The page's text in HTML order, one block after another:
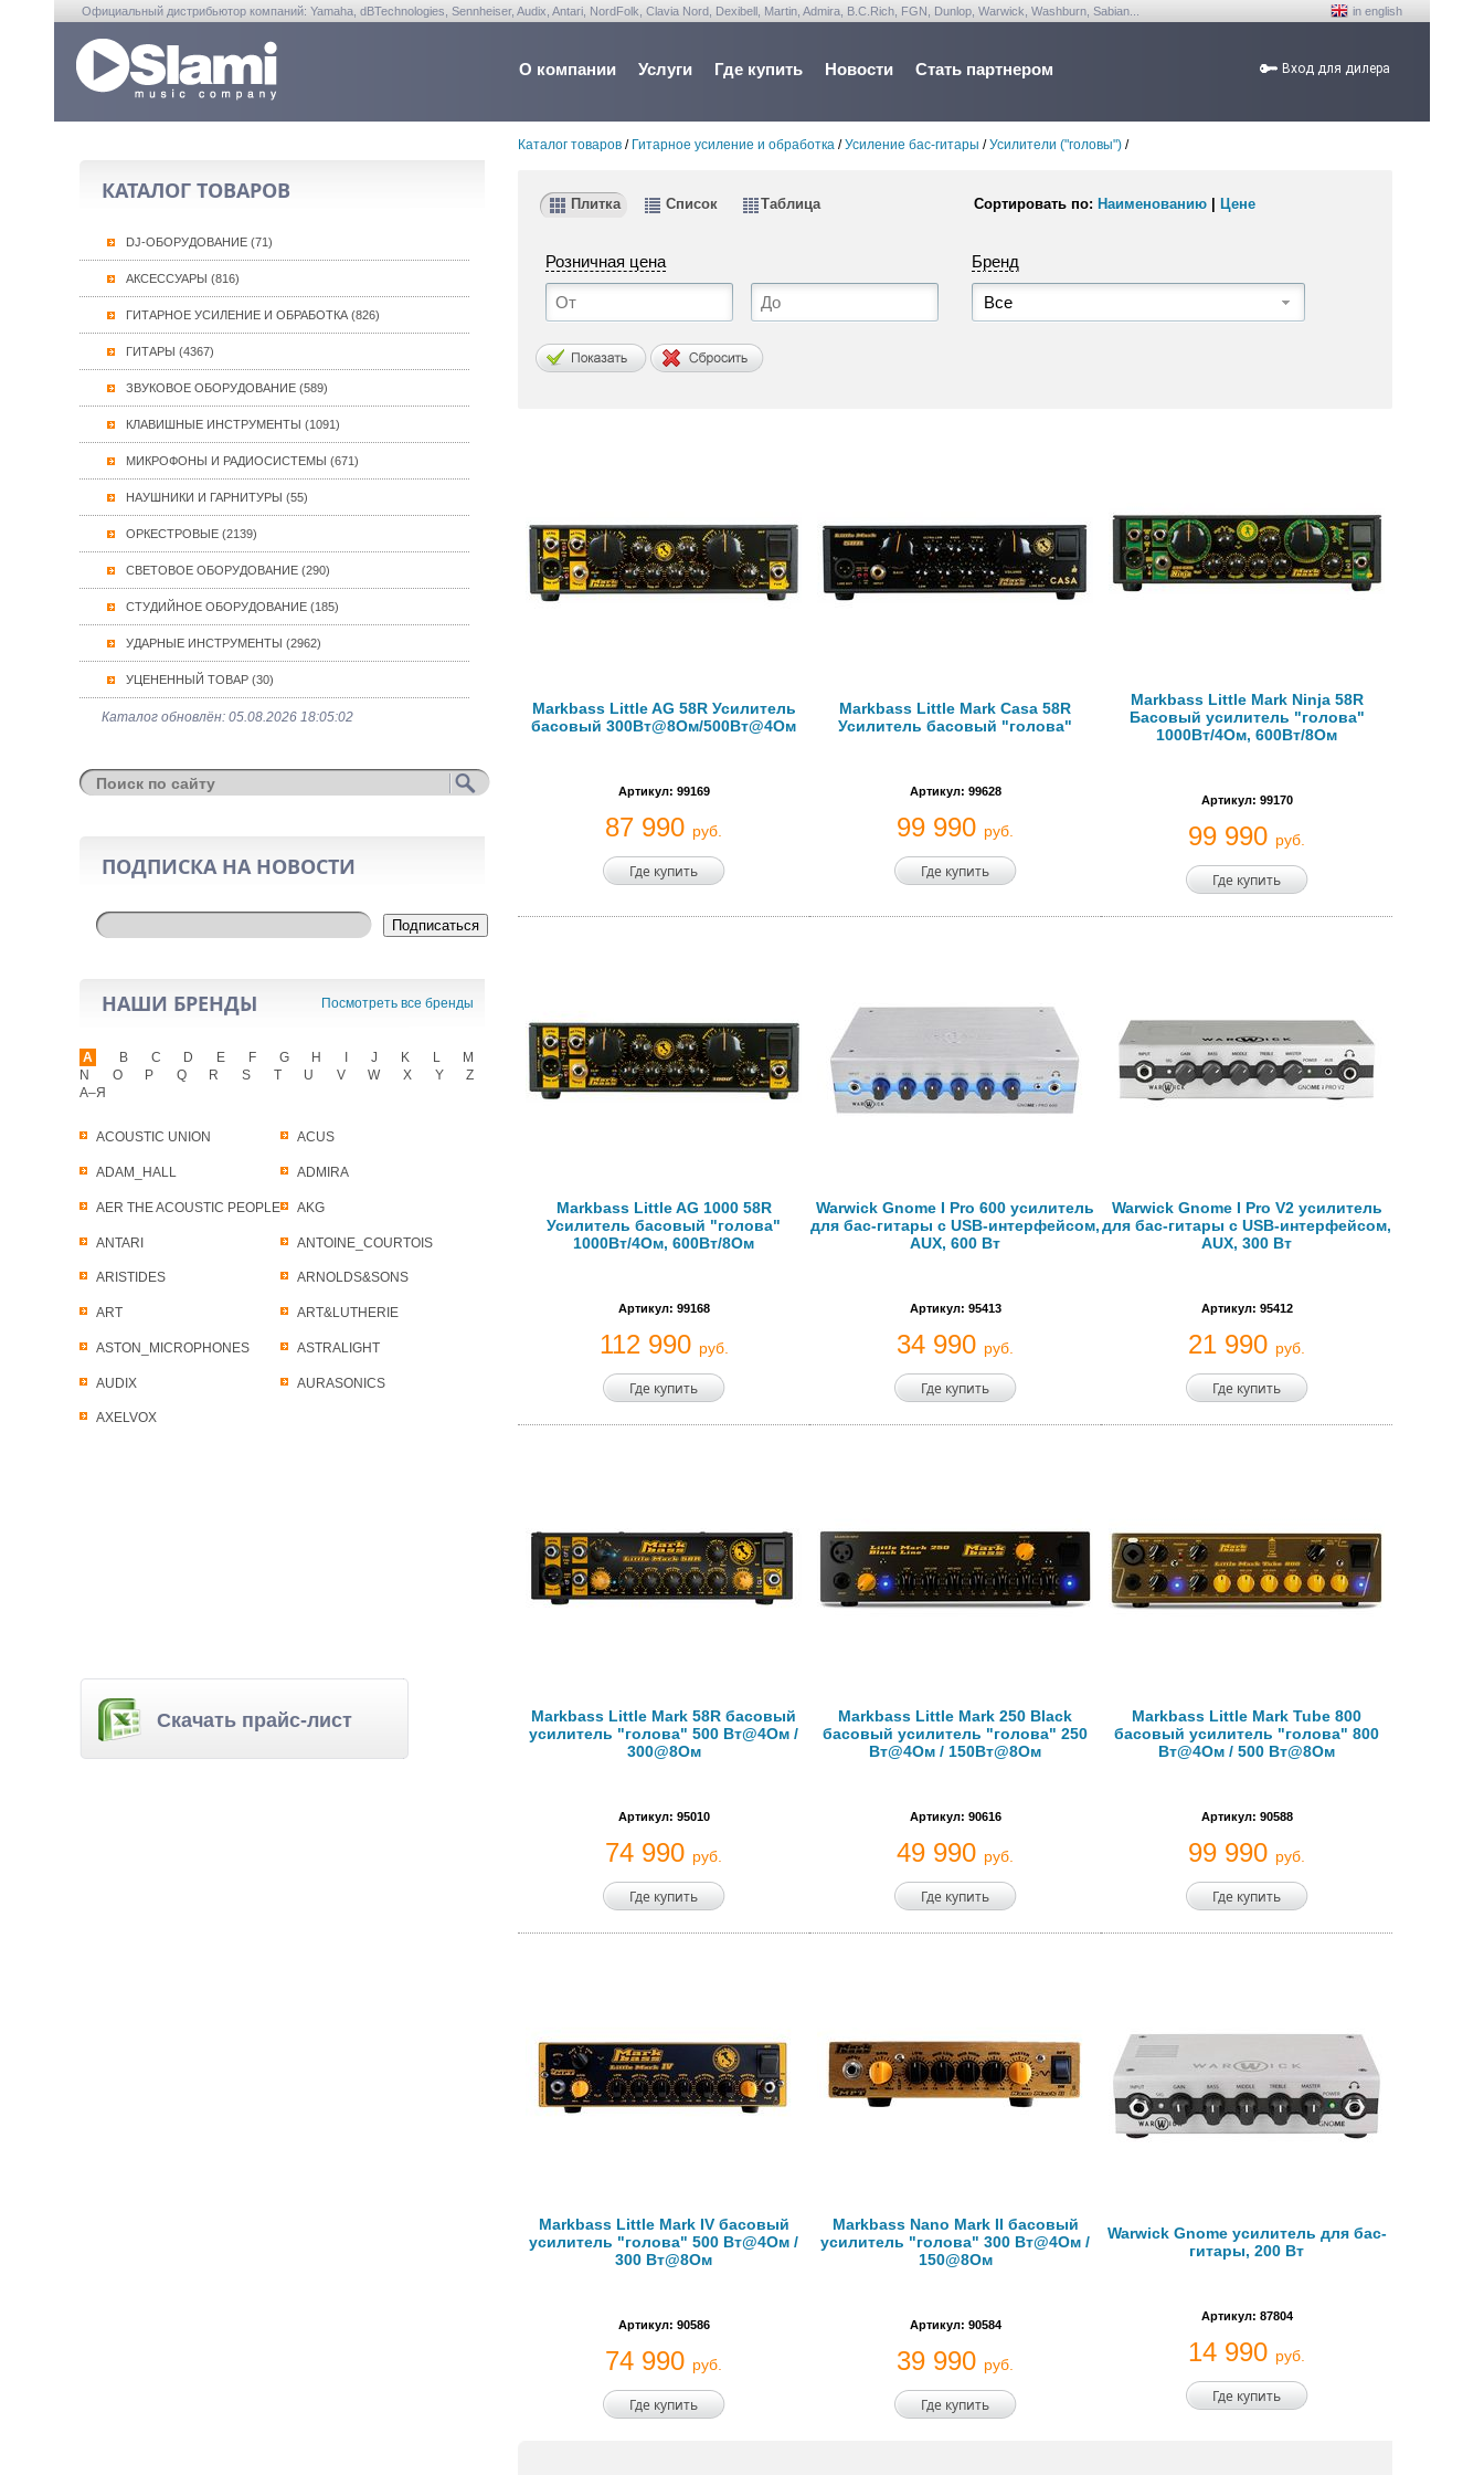
Официальный дистрибьютор компаний: Yamaha, dBTechnologies, Sennheiser, Audix, Antari, NordFolk, Clavia Nord, Dexibell, Martin, Admira, B.C.Rich, FGN, Dunlop, Warwick, Washburn, Sabian... in english
О компании Услуги Где купить Новости Стать партнером Вход для дилера
КАТАЛОГ ТОВАРОВ
DJ-ОБОРУДОВАНИЕ (71)
АКСЕССУАРЫ (816)
ГИТАРНОЕ УСИЛЕНИЕ И ОБРАБОТКА (826)
ГИТАРЫ (4367)
ЗВУКОВОЕ ОБОРУДОВАНИЕ (589)
КЛАВИШНЫЕ ИНСТРУМЕНТЫ (1091)
МИКРОФОНЫ И РАДИОСИСТЕМЫ (671)
НАУШНИКИ И ГАРНИТУРЫ (55)
ОРКЕСТРОВЫЕ (2139)
СВЕТОВОЕ ОБОРУДОВАНИЕ (290)
СТУДИЙНОЕ ОБОРУДОВАНИЕ (185)
УДАРНЫЕ ИНСТРУМЕНТЫ (2962)
УЦЕНЕННЫЙ ТОВАР (30)
Каталог обновлён: 05.08.2026 18:05:02
ПОДПИСКА НА НОВОСТИ
Подписаться
НАШИ БРЕНДЫ Посмотреть все бренды
A
ACOUSTIC UNION ACUS
ADAM_HALL ADMIRA
AER THE ACOUSTIC PEOPLE AKG
ANTARI ANTOINE_COURTOIS
ARISTIDES ARNOLDS&SONS
ART ART&LUTHERIE
ASTON_MICROPHONES ASTRALIGHT
AUDIX AURASONICS
AXELVOX
B C D E F G H J K L
M
N
O P Q R S T U V W X Y
Z
А–Я
Скачать прайс-лист
Каталог товаров / Гитарное усиление и обработка /Усиление бас-гитары /Усилители ("головы") /
Плитка Список Таблица Сортировать по: Наименованию Цене
Розничная цена Бренд
Все
Markbass Little AG 58R Усилитель
басовый 300Вт@8Ом/500Вт@4Ом
Артикул: 99169
87 990 руб.
Где купить
Markbass Little Mark Casa 58R
Усилитель басовый "голова"
Артикул: 99628
99 990 руб.
Где купить
Markbass Little Mark Ninja 58R
Басовый усилитель "голова"
1000Вт/4Ом, 600Вт/8Ом
Артикул: 99170
99 990 руб.
Где купить
Markbass Little AG 1000 58R
Усилитель басовый "голова"
1000Вт/4Ом, 600Вт/8Ом
Артикул: 99168
112 990 руб.
Где купить
Warwick Gnome I Pro 600 усилитель
для бас-гитары с USB-интерфейсом,
AUX, 600 Вт
Артикул: 95413
34 990 руб.
Где купить
Warwick Gnome I Pro V2 усилитель
для бас-гитары с USB-интерфейсом,
AUX, 300 Вт
Артикул: 95412
21 990 руб.
Где купить
Markbass Little Mark 58R басовый
усилитель "голова" 500 Вт@4Ом /
300@8Ом
Артикул: 95010
74 990 руб.
Где купить
Markbass Little Mark 250 Black
басовый усилитель "голова" 250
Вт@4Ом / 150Вт@8Ом
Артикул: 90616
49 990 руб.
Где купить
Markbass Little Mark Tube 800
басовый усилитель "голова" 800
Вт@4Ом / 500 Вт@8Ом
Артикул: 90588
99 990 руб.
Где купить
Markbass Little Mark IV басовый
усилитель "голова" 500 Вт@4Ом /
300 Вт@8Ом
Артикул: 90586
74 990 руб.
Где купить
Markbass Nano Mark II басовый
усилитель "голова" 300 Вт@4Ом /
150@8Ом
Артикул: 90584
39 990 руб.
Где купить
Warwick Gnome усилитель для бас-
гитары, 200 Вт
Артикул: 87804
14 990 руб.
Где купить